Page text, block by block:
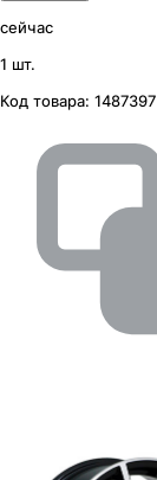
сейчас
1 шт.
Код товара: 1487397